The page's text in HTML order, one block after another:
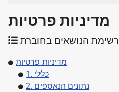
מדיניות פרטיות
רשימת הנושאים בחוברת
מדיניות פרטיות
1. כללי
2. נתונים הנאספים